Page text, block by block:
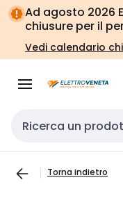
Vai alla
navigazione
Vai
alla
pagina
Ad agosto 2026
chiusure per il
Vedi calendario
Cerca input
Torna indietro